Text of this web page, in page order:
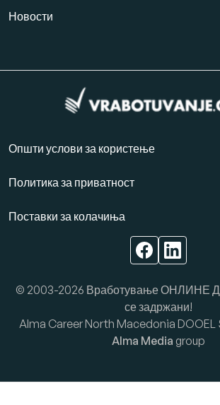
Новости
Општи услови за користење
Политика за приватност
Поставки за колачиња
© 2003-2026 Вработување ОНЛИНЕ
се задржани!
Alma Career North Macedonia DOOEL
Alma Media group